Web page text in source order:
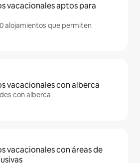
vacacionales aptos para
alojamientos que permiten
vacacionales con alberca
con alberca
vacacionales con áreas de